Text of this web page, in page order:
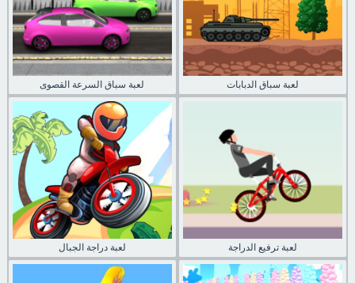
لعبة سباق السرعة القصوى لعبة سباق الدبابات
لعبة دراجة الجبال لعبة ترفيع الدراجة